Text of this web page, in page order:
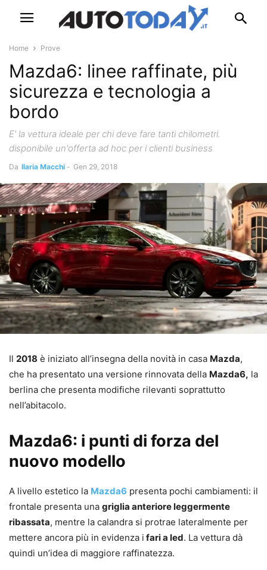
Home Prove
Mazda6: linee raffinate, più
sicurezza e tecnologia a
bordo
E' la vettura ideale per chi deve fare tanti chilometri.
disponibile un'offerta ad hoc per i clienti business
Da Ilaria Macchi - Gen 29, 2018
Il 2018 è iniziato all’insegna della novità in casa Mazda,
che ha presentato una versione rinnovata della Mazda6, la
berlina che presenta modifiche rilevanti soprattutto
nell’abitacolo.
Mazda6: i punti di forza del
nuovo modello
A livello estetico la Mazda6 presenta pochi cambiamenti: il
frontale presenta una griglia anteriore leggermente
ribassata, mentre la calandra si protrae lateralmente per
mettere ancora più in evidenza i fari a led. La vettura dà
quindi un’idea di maggiore raffinatezza.